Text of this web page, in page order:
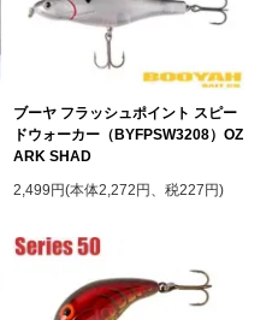
ブーヤ フラッシュポイント スピー
ドウォーカー（BYFPSW3208）OZ
ARK SHAD
2,499円(本体2,272円、税227円)